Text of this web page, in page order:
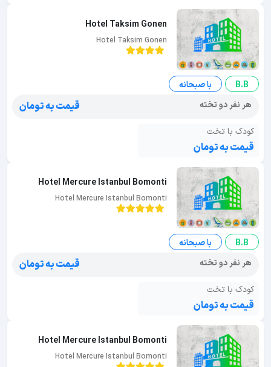
Hotel Taksim Gonen
Hotel Taksim Gonen
B.B
با صبحانه
هر نفر دو تخته
قیمت به تومان
کودک با تخت
قیمت به تومان
Hotel Mercure Istanbul Bomonti
Hotel Mercure Istanbul Bomonti
B.B
با صبحانه
هر نفر دو تخته
قیمت به تومان
کودک با تخت
قیمت به تومان
Hotel Mercure Istanbul Bomonti
Hotel Mercure Istanbul Bomonti